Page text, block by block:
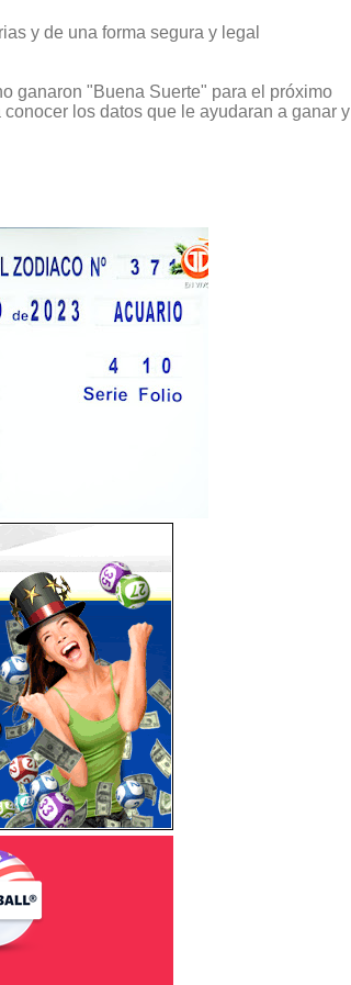
y de una forma segura y legal
ganaron "Buena Suerte" para el próximo
conocer los datos que le ayudaran a ganar y